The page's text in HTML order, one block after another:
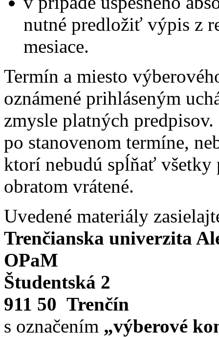
nutné predložiť výpis z
mesiace.
Termín a miesto
oznámené prihláseným
zmysle platných
po stanovenom termíne,
ktorí nebudú spĺňať
obratom vrátené.
Uvedené materiály
Trenčianska univerzita
OPaM
Študentská 2
911 50 Trenčín
s označením „výberové